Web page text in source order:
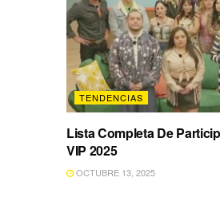
TENDENCIAS
Lista Completa De
VIP 2025
OCTUBRE 13, 2025